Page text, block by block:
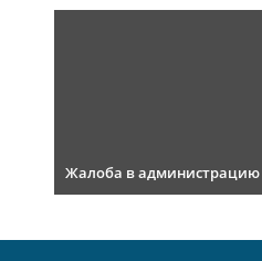
Жалоба в администрацию